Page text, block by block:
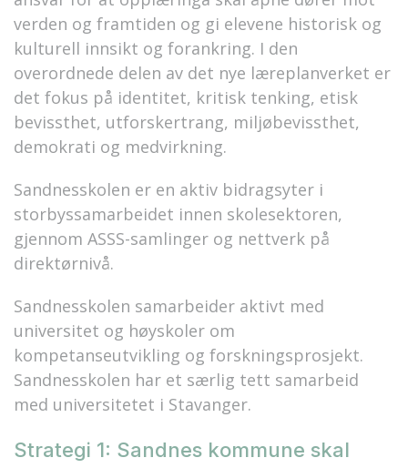
verden og framtiden og gi elevene historisk og
kulturell innsikt og forankring. I den
overordnede delen av det nye læreplanverket er
det fokus på identitet, kritisk tenking, etisk
bevissthet, utforskertrang, miljøbevissthet,
demokrati og medvirkning.
Sandnesskolen er en aktiv bidragsyter i
storbyssamarbeidet innen skolesektoren,
gjennom ASSS-samlinger og nettverk på
direktørnivå.
Sandnesskolen samarbeider aktivt med
universitet og høyskoler om
kompetanseutvikling og forskningsprosjekt.
Sandnesskolen har et særlig tett samarbeid
med universitetet i Stavanger.
Strategi 1: Sandnes kommune skal